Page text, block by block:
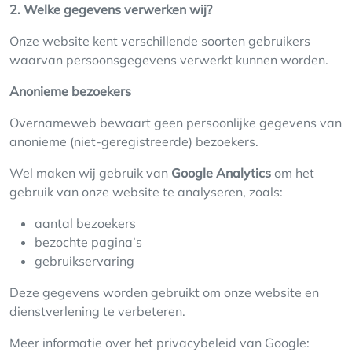
2. Welke gegevens verwerken wij?
Onze website kent verschillende soorten gebruikers
waarvan persoonsgegevens verwerkt kunnen worden.
Anonieme bezoekers
Overnameweb bewaart geen persoonlijke gegevens van
anonieme (niet-geregistreerde) bezoekers.
Wel maken wij gebruik van Google Analytics om het
gebruik van onze website te analyseren, zoals:
aantal bezoekers
bezochte pagina’s
gebruikservaring
Deze gegevens worden gebruikt om onze website en
dienstverlening te verbeteren.
Meer informatie over het privacybeleid van Google: